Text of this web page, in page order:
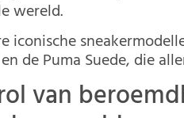
wereld.
iconische
de Puma Suede, die
van